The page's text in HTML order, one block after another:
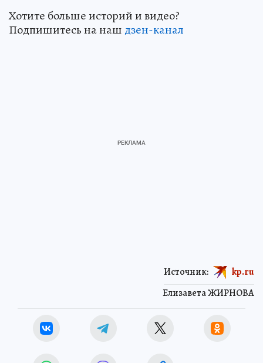
Хотите больше историй и видео?
Подпишитесь на наш дзен-канал
Елизавета ЖИРНОВА
Источник: kp.ru